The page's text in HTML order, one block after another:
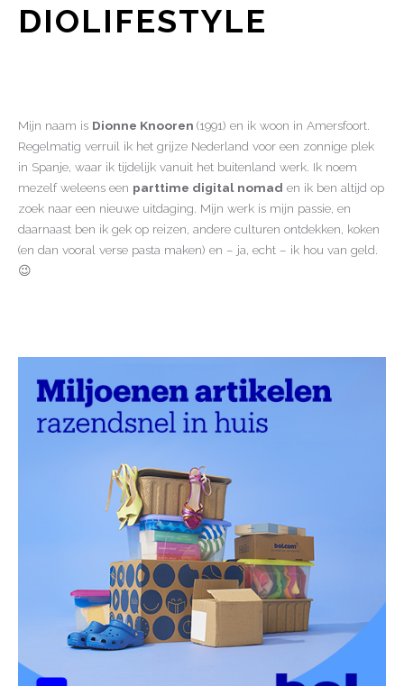
DIOLIFESTYLE
Mijn naam is Dionne Knooren (1991) en ik woon in Amersfoort.
Regelmatig verruil ik het grijze Nederland voor een zonnige plek
in Spanje, waar ik tijdelijk vanuit het buitenland werk. Ik noem
mezelf weleens een parttime digital nomad en ik ben altijd op
zoek naar een nieuwe uitdaging. Mijn werk is mijn passie, en
daarnaast ben ik gek op reizen, andere culturen ontdekken, koken
(en dan vooral verse pasta maken) en – ja, echt – ik hou van geld.
😉